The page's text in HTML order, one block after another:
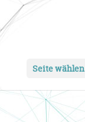
Seite wählen